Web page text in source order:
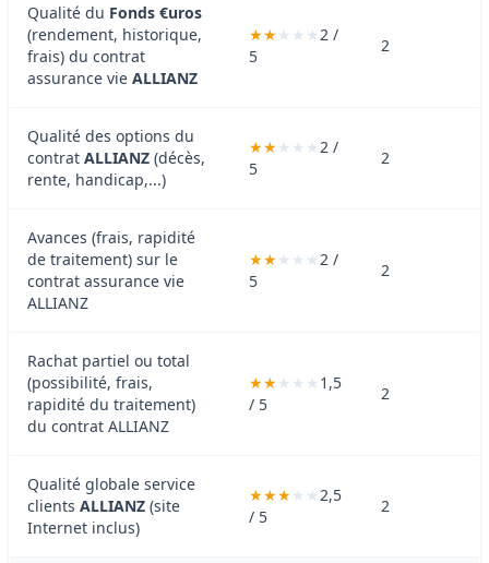
Qualité du Fonds €uros
(rendement, historique,
frais) du contrat
assurance vie ALLIANZ
2 /
5
2
Qualité des options du
contrat ALLIANZ (décès,
rente, handicap,...)
2 /
5
2
Avances (frais, rapidité
de traitement) sur le
contrat assurance vie
ALLIANZ
2 /
5
2
Rachat partiel ou total
(possibilité, frais,
rapidité du traitement)
du contrat ALLIANZ
1,5
/ 5
2
Qualité globale service
clients ALLIANZ (site
Internet inclus)
2,5
/ 5
2